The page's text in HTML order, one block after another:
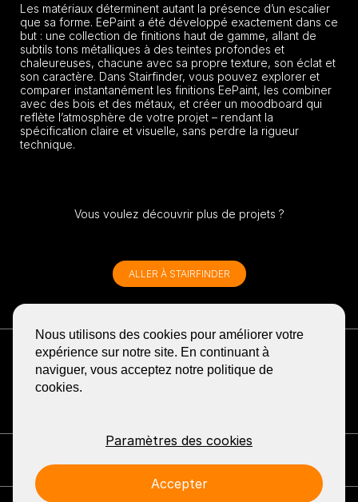
Les matériaux déterminent autant la présence d’un escalier
que sa forme. EePaint a été développé exactement dans ce
but : une collection de finitions haut de gamme, allant de
subtils tons métalliques à des teintes profondes et
chaleureuses, chacune avec sa propre texture, son éclat et
son caractère. Dans Stairfinder, vous pouvez explorer et
comparer instantanément les finitions EePaint, les combiner
avec des bois et des métaux, et créer un moodboard qui
reflète l’atmosphère de votre projet – rendant la
spécification claire et visuelle, sans perdre la rigueur
technique.
Vous voulez découvrir plus de projets ?
ALLER À STAIRFINDER
BLOG RECEVOIR LA NEWSLETTER
FACEBOOK
PAGINA
EESTAIRS
YOUTUBE
PAGINA
EESTAIRS
LINKEDIN
PAGINA
EESTAIRS
EESTAIRS
Nous utilisons des cookies pour améliorer votre
expérience sur notre site. En continuant à
naviguer, vous acceptez notre politique de
cookies.
Paramètres des cookies
Accepter